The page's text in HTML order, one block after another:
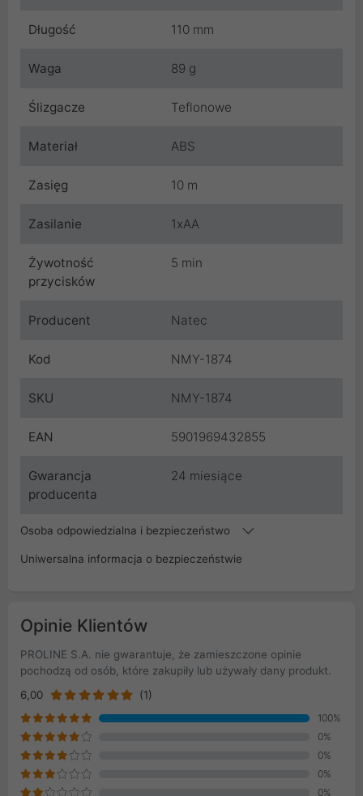
Długość 110 mm
Waga 89 g
Ślizgacze Teflonowe
Materiał ABS
Zasięg 10 m
Zasilanie 1xAA
Żywotność
przycisków
5 min
Producent Natec
Kod NMY-1874
SKU NMY-1874
EAN 5901969432855
Gwarancja
producenta
24 miesiące
Osoba odpowiedzialna i bezpieczeństwo
Uniwersalna informacja o bezpieczeństwie
Opinie Klientów
PROLINE S.A. nie gwarantuje, że zamieszczone opinie
pochodzą od osób, które zakupiły lub używały dany produkt.
6,00
(1)
100%
0%
0%
0%
0%